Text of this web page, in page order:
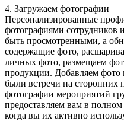
4. Загружаем фотографии
Персонализированные
фотографиями сотрудников
быть просмотренными, а
содержащие фото,
личных фото, размещаем
продукции. Добавляем
были встречи на сторонних
фотографии мероприятий
предоставляем вам в
когда вы их активно